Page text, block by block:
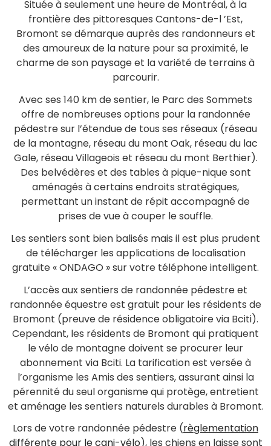
Située à seulement une heure de Montréal, à la
frontière des pittoresques Cantons-de-l ’Est,
Bromont se démarque auprès des randonneurs et
des amoureux de la nature pour sa proximité, le
charme de son paysage et la variété de terrains à
parcourir.
Avec ses 140 km de sentier, le Parc des Sommets
offre de nombreuses options pour la randonnée
pédestre sur l’étendue de tous ses réseaux (réseau
de la montagne, réseau du mont Oak, réseau du lac
Gale, réseau Villageois et réseau du mont Berthier).
Des belvédères et des tables à pique-nique sont
aménagés à certains endroits stratégiques,
permettant un instant de répit accompagné de
prises de vue à couper le souffle.
Les sentiers sont bien balisés mais il est plus prudent
de télécharger les applications de localisation
gratuite « ONDAGO » sur votre téléphone intelligent.
L’accès aux sentiers de randonnée pédestre et
randonnée équestre est gratuit pour les résidents de
Bromont (preuve de résidence obligatoire via Bciti).
Cependant, les résidents de Bromont qui pratiquent
le vélo de montagne doivent se procurer leur
abonnement via Bciti. La tarification est versée à
l’organisme les Amis des sentiers, assurant ainsi la
pérennité du seul organisme qui protège, entretient
et aménage les sentiers naturels durables à Bromont.
Lors de votre randonnée pédestre (règlementation
différente pour le cani-vélo), les chiens en laisse sont